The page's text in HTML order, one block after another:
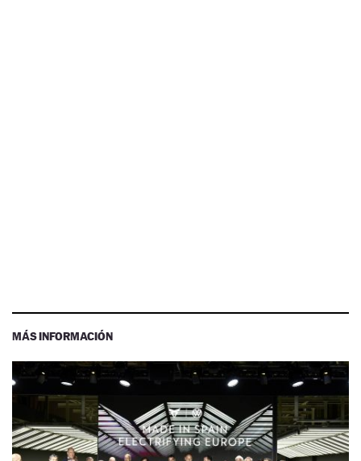
MÁS INFORMACIÓN